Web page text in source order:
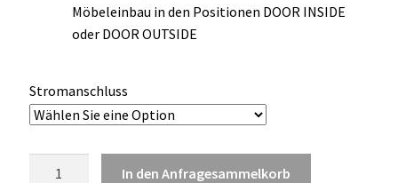
Möbeleinbau in den Positionen DOOR INSIDE
oder DOOR OUTSIDE
Stromanschluss
In den Anfragesammelkorb